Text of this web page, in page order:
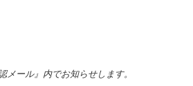
ール』内でお知らせします。